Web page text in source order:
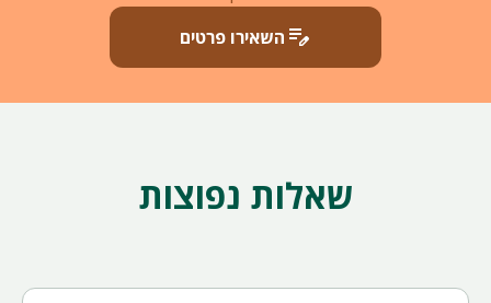
edit_note השאירו פרטים
שאלות נפוצות